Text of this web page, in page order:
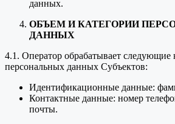
данных.
ОБЪЕМ И КАТЕГОРИИ
ДАННЫХ
4.1. Оператор обрабатывает следующие
персональных данных Субъектов:
Идентификационные данные:
Контактные данные: номер
почты.